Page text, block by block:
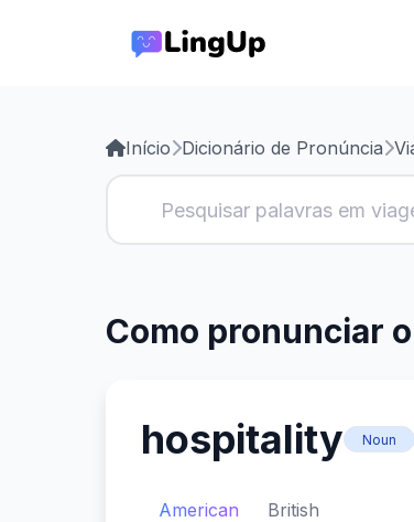
Início Dicionário de Pronúncia
Como pronunciar
hospitality Noun
American British